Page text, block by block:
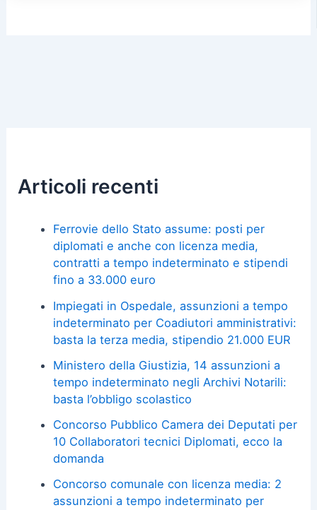
Articoli recenti
Ferrovie dello Stato assume: posti per
diplomati e anche con licenza media,
contratti a tempo indeterminato e stipendi
fino a 33.000 euro
Impiegati in Ospedale, assunzioni a tempo
indeterminato per Coadiutori amministrativi:
basta la terza media, stipendio 21.000 EUR
Ministero della Giustizia, 14 assunzioni a
tempo indeterminato negli Archivi Notarili:
basta l’obbligo scolastico
Concorso Pubblico Camera dei Deputati per
10 Collaboratori tecnici Diplomati, ecco la
domanda
Concorso comunale con licenza media: 2
assunzioni a tempo indeterminato per